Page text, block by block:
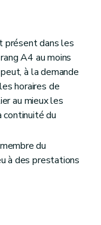
présent dans les
A4 au moins
à la demande
horaires de
au mieux les
continuité du
du
à des prestations